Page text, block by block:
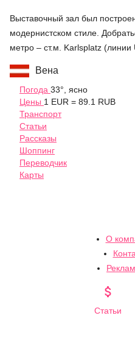
Выставочный зал был
модернистском стиле.
метро – ст.м. Karlsplatz (линии
Вена
Погода 33°, ясно
Цены 1 EUR = 89.1 RUB
Транспорт
Статьи
Рассказы
Шоппинг
Переводчик
Карты
О

Статьи